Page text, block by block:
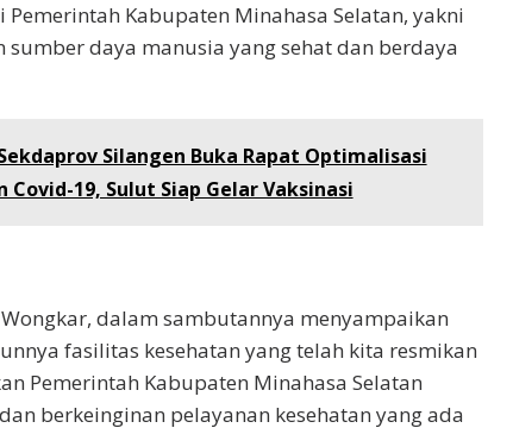
Pemerintah Kabupaten Minahasa Selatan, yakni
sumber daya manusia yang sehat dan berdaya
Silangen Buka Rapat Optimalisasi
Covid-19, Sulut Siap Gelar Vaksinasi
dalam sambutannya menyampaikan
fasilitas kesehatan yang telah kita resmikan
Pemerintah Kabupaten Minahasa Selatan
berkeinginan pelayanan kesehatan yang ada